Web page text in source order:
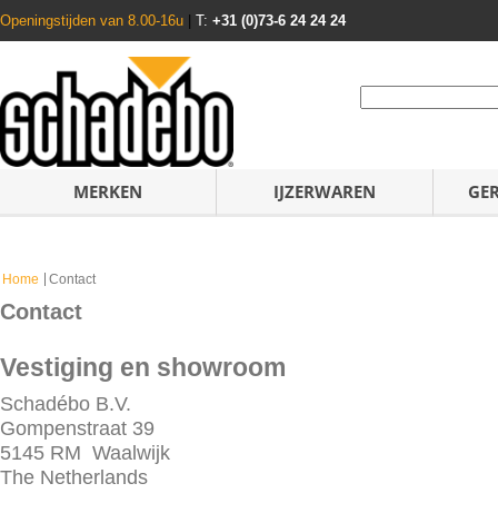
Openingstijden van 8.00-16u T: +31 (0)73-6 24 24 24
MERKEN IJZERWAREN
Home Contact
Contact
Vestiging en showroom
Schadébo B.V.
Gompenstraat 39
5145 RM Waalwijk
The Netherlands